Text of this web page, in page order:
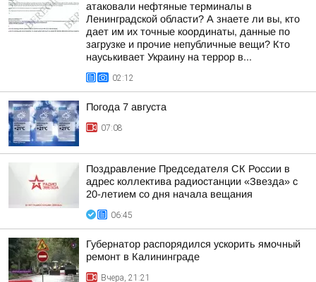
атаковали нефтяные терминалы в
Ленинградской области? А знаете ли вы, кто
дает им их точные координаты, данные по
загрузке и прочие непубличные вещи? Кто
науськивает Украину на террор в...
02:12
Погода 7 августа
07:08
Поздравление Председателя СК России в
адрес коллектива радиостанции «Звезда» с
20-летием со дня начала вещания
06:45
Губернатор распорядился ускорить ямочный
ремонт в Калининграде
Вчера, 21:21